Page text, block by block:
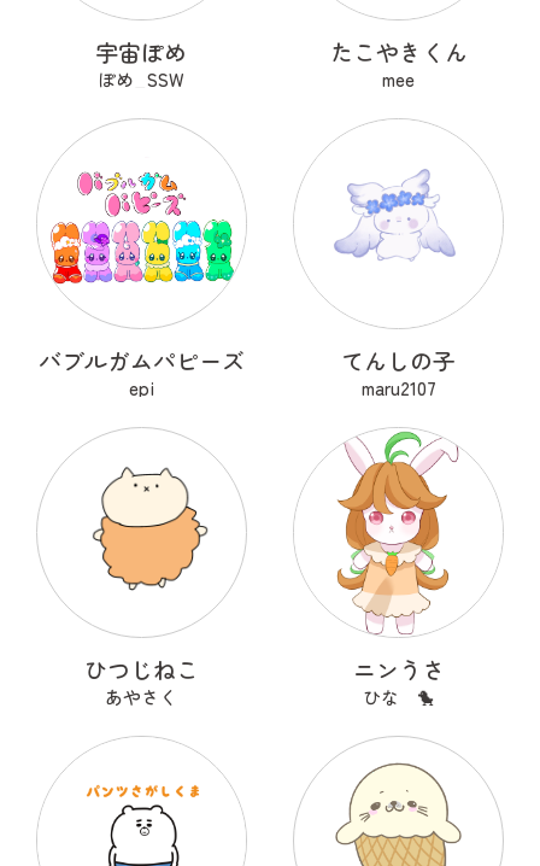
宇宙ぽめ
ぽめ_SSW
たこやきくん
mee
バブルガムパピーズ
epi
てんしの子
maru2107
ひつじねこ
あやさく
ニンうさ
ひな 🐤